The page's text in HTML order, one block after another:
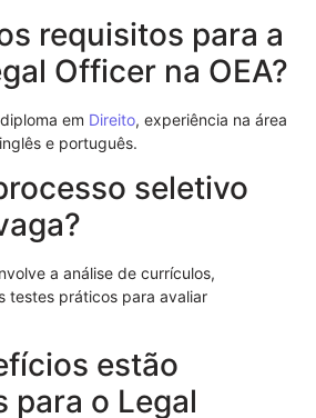
requisitos para a
Officer na OEA?
em Direito, experiência na área
e português.
seletivo
a análise de currículos,
testes práticos para avaliar
estão
para o Legal